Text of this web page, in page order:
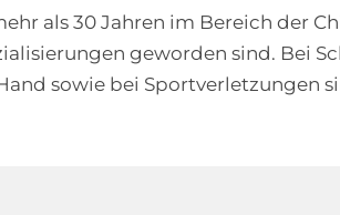
als 30 Jahren im Bereich der
geworden sind. Bei
sowie bei Sportverletzungen